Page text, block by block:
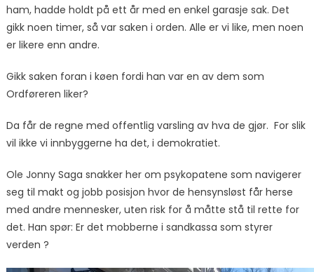
ham, hadde holdt på ett år med en enkel garasje sak. Det
gikk noen timer, så var saken i orden. Alle er vi like, men noen
er likere enn andre.
Gikk saken foran i køen fordi han var en av dem som
Ordføreren liker?
Da får de regne med offentlig varsling av hva de gjør. For slik
vil ikke vi innbyggerne ha det, i demokratiet.
Ole Jonny Saga snakker her om psykopatene som navigerer
seg til makt og jobb posisjon hvor de hensynsløst får herse
med andre mennesker, uten risk for å måtte stå til rette for
det. Han spør: Er det mobberne i sandkassa som styrer
verden ?